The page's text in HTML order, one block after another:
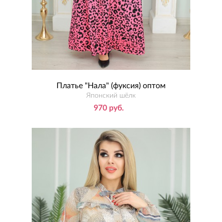
Платье "Нала" (фуксия) оптом
Японский шёлк
970 руб.